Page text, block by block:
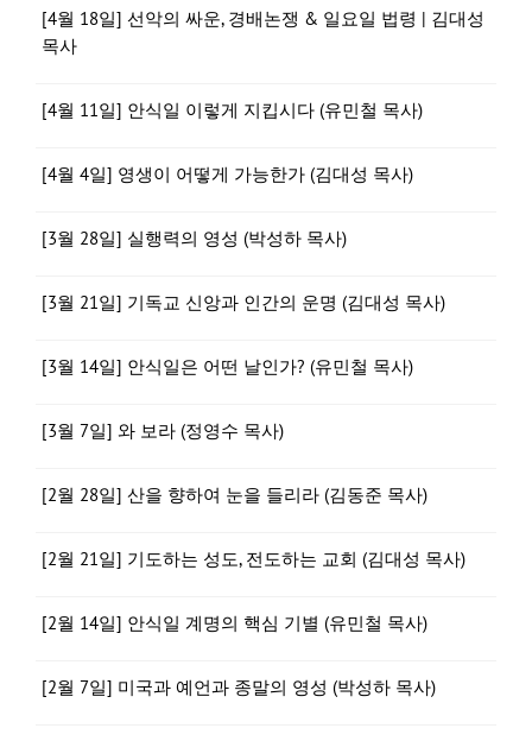
[4월 18일] 선악의 싸운, 경배논쟁 & 일요일 법령 | 김대성
목사
[4월 11일] 안식일 이렇게 지킵시다 (유민철 목사)
[4월 4일] 영생이 어떻게 가능한가 (김대성 목사)
[3월 28일] 실행력의 영성 (박성하 목사)
[3월 21일] 기독교 신앙과 인간의 운명 (김대성 목사)
[3월 14일] 안식일은 어떤 날인가? (유민철 목사)
[3월 7일] 와 보라 (정영수 목사)
[2월 28일] 산을 향하여 눈을 들리라 (김동준 목사)
[2월 21일] 기도하는 성도, 전도하는 교회 (김대성 목사)
[2월 14일] 안식일 계명의 핵심 기별 (유민철 목사)
[2월 7일] 미국과 예언과 종말의 영성 (박성하 목사)